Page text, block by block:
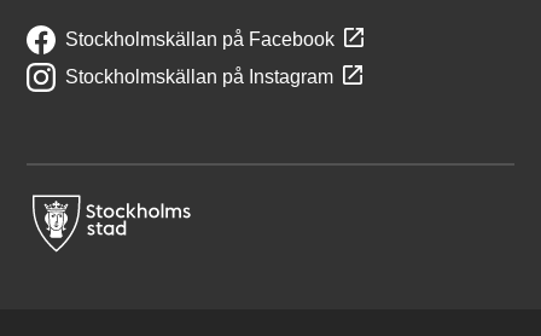
Stockholmskällan på Facebook
Stockholmskällan på Instagram